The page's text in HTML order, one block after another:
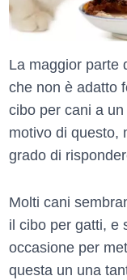
La maggior parte
che non è adatto
cibo per cani a
motivo di questo,
grado di
Molti cani
il cibo per gatti, e
occasione per
questa un una